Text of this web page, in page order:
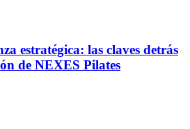
estratégica: las claves detrás
de NEXES Pilates